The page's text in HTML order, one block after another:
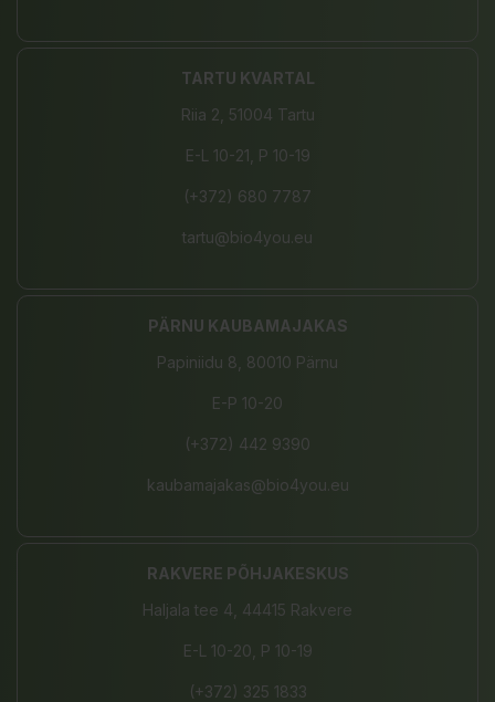
TARTU KVARTAL
Riia 2, 51004 Tartu
E-L 10-21, P 10-19
(+372) 680 7787
tartu@bio4you.eu
PÄRNU KAUBAMAJAKAS
Papiniidu 8, 80010 Pärnu
E-P 10-20
(+372) 442 9390
kaubamajakas@bio4you.eu
RAKVERE PÕHJAKESKUS
Haljala tee 4, 44415 Rakvere
E-L 10-20, P 10-19
(+372) 325 1833